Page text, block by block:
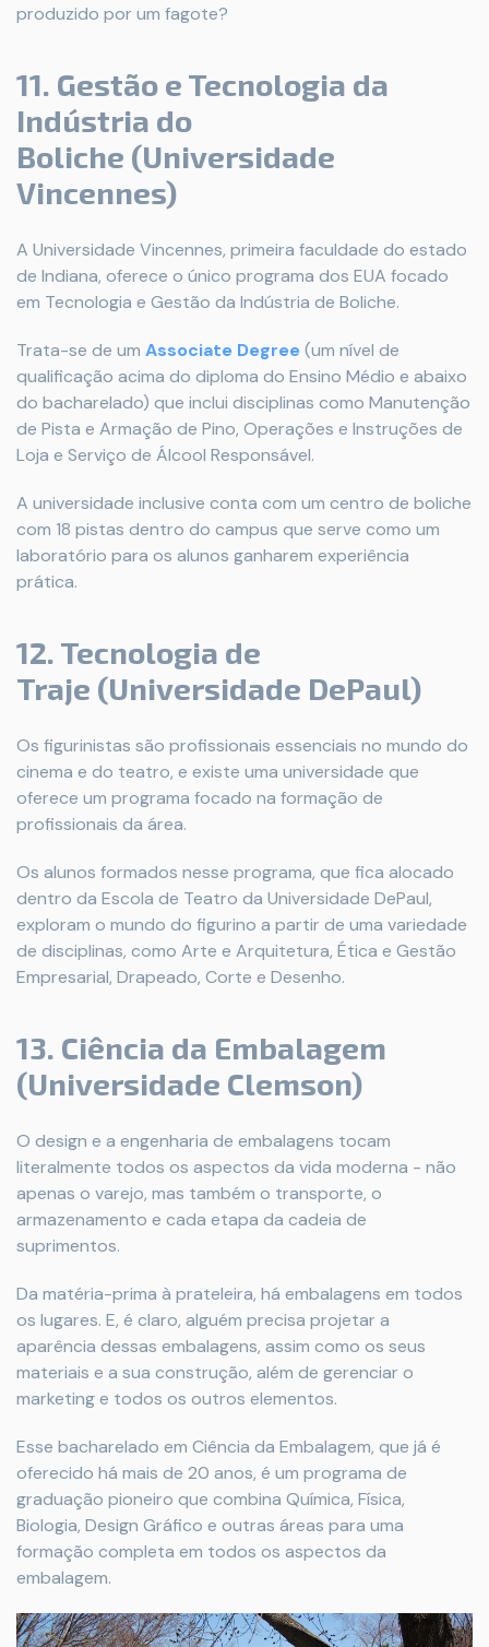
produzido por um fagote?
11. Gestão e Tecnologia da
Indústria do
Boliche (Universidade
Vincennes)
A Universidade Vincennes, primeira faculdade do estado
de Indiana, oferece o único programa dos EUA focado
em Tecnologia e Gestão da Indústria de Boliche.
Trata-se de um Associate Degree(um nível de
qualificação acima do diploma do Ensino Médio e abaixo
do bacharelado) que inclui disciplinas como Manutenção
de Pista e Armação de Pino, Operações e Instruções de
Loja e Serviço de Álcool Responsável.
A universidade inclusive conta com um centro de boliche
com 18 pistas dentro do campus que serve como um
laboratório para os alunos ganharem experiência
prática.
12. Tecnologia de
Traje (Universidade DePaul)
Os figurinistas são profissionais essenciais no mundo do
cinema e do teatro, e existe uma universidade que
oferece um programa focado na formação de
profissionais da área.
Os alunos formados nesse programa, que fica alocado
dentro da Escola de Teatro da Universidade DePaul,
exploram o mundo do figurino a partir de uma variedade
de disciplinas, como Arte e Arquitetura, Ética e Gestão
Empresarial, Drapeado, Corte e Desenho.
13. Ciência da Embalagem
(Universidade Clemson)
O design e a engenharia de embalagens tocam
literalmente todos os aspectos da vida moderna - não
apenas o varejo, mas também o transporte, o
armazenamento e cada etapa da cadeia de
suprimentos.
Da matéria-prima à prateleira, há embalagens em todos
os lugares. E, é claro, alguém precisa projetar a
aparência dessas embalagens, assim como os seus
materiais e a sua construção, além de gerenciar o
marketing e todos os outros elementos.
Esse bacharelado em Ciência da Embalagem, que já é
oferecido há mais de 20 anos, é um programa de
graduação pioneiro que combina Química, Física,
Biologia, Design Gráfico e outras áreas para uma
formação completa em todos os aspectos da
embalagem.